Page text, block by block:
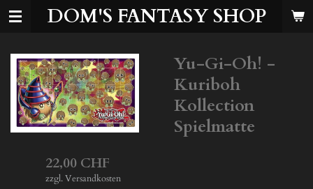
Zum
DOM'S FANTASY SHOP
Yu-Gi-Oh! -
Kuriboh
Kollection
Spielmatte
22,00 CHF
zzgl. Versandkosten